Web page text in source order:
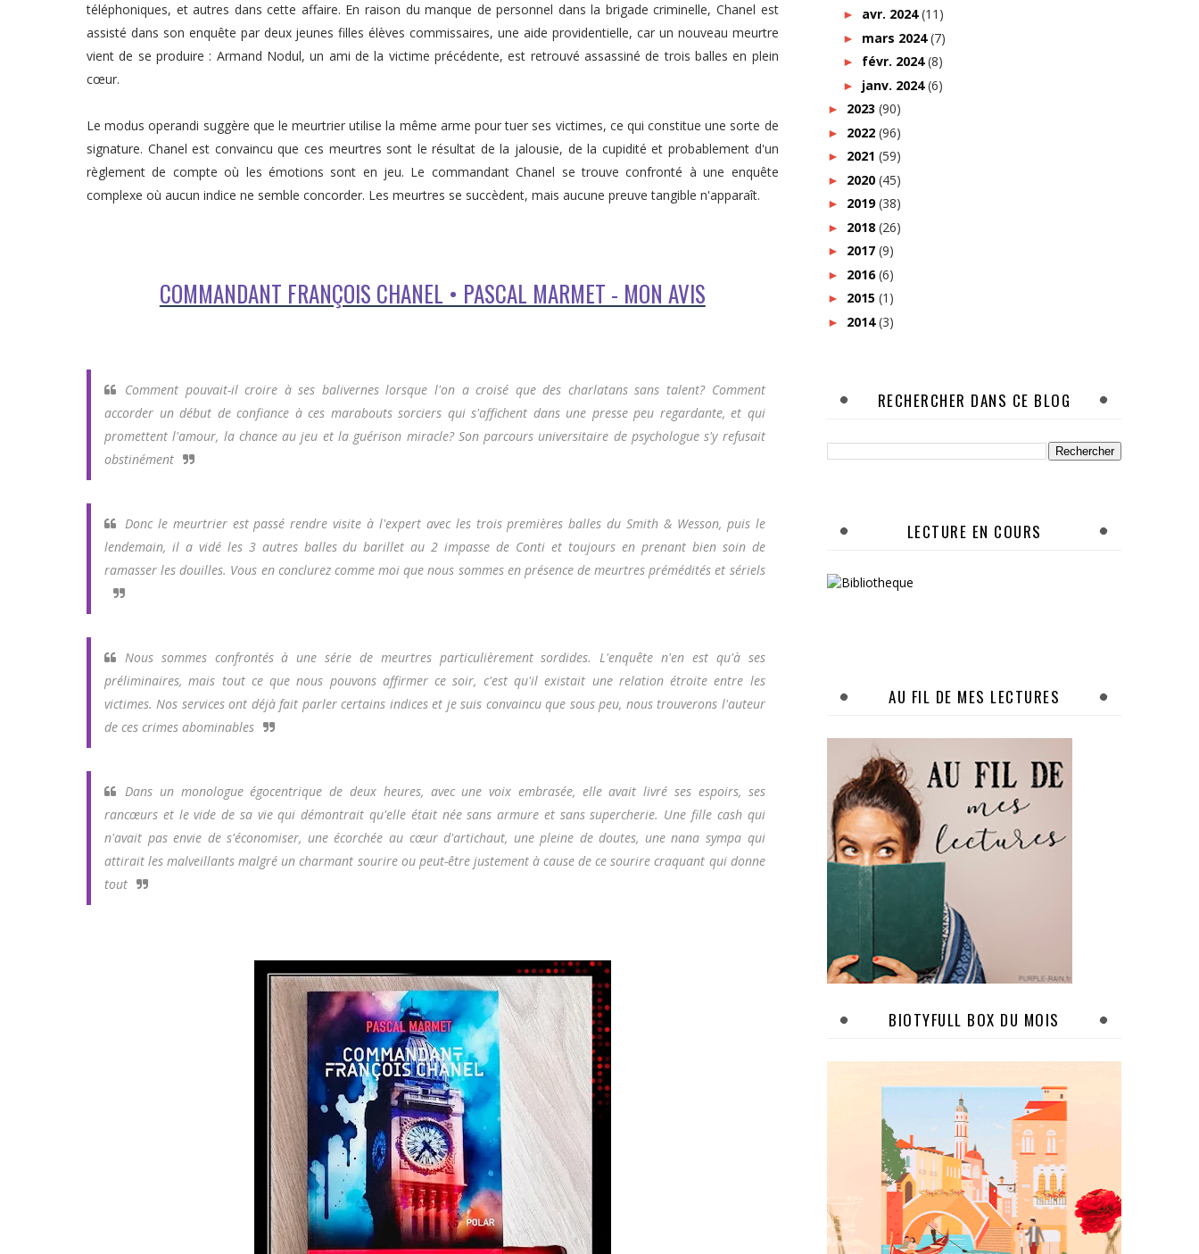
téléphoniques, et autres dans cette affaire. En raison du manque de personnel dans la brigade criminelle, Chanel est
assisté dans son enquête par deux jeunes filles élèves commissaires, une aide providentielle, car un nouveau meurtre
vient de se produire : Armand Nodul, un ami de la victime précédente, est retrouvé assassiné de trois balles en plein
cœur.
Le modus operandi suggère que le meurtrier utilise la même arme pour tuer ses victimes, ce qui constitue une sorte de
signature. Chanel est convaincu que ces meurtres sont le résultat de la jalousie, de la cupidité et probablement d'un
règlement de compte où les émotions sont en jeu. Le commandant Chanel se trouve confronté à une enquête
complexe où aucun indice ne semble concorder. Les meurtres se succèdent, mais aucune preuve tangible n'apparaît.
COMMANDANT FRANÇOIS CHANEL • PASCAL MARMET - MON AVIS
Comment pouvait-il croire à ses balivernes lorsque l'on a croisé que des charlatans sans talent? Comment
accorder un début de confiance à ces marabouts sorciers qui s'affichent dans une presse peu regardante, et qui
promettent l'amour, la chance au jeu et la guérison miracle? Son parcours universitaire de psychologue s'y refusait
obstinément
Donc le meurtrier est passé rendre visite à l'expert avec les trois premières balles du Smith & Wesson, puis le
lendemain, il a vidé les 3 autres balles du barillet au 2 impasse de Conti et toujours en prenant bien soin de
ramasser les douilles. Vous en conclurez comme moi que nous sommes en présence de meurtres prémédités et sériels
Nous sommes confrontés à une série de meurtres particulièrement sordides. L'enquête n'en est qu'à ses
préliminaires, mais tout ce que nous pouvons affirmer ce soir, c'est qu'il existait une relation étroite entre les
victimes. Nos services ont déjà fait parler certains indices et je suis convaincu que sous peu, nous trouverons l'auteur
de ces crimes abominables
Dans un monologue égocentrique de deux heures, avec une voix embrasée, elle avait livré ses espoirs, ses
rancœurs et le vide de sa vie qui démontrait qu'elle était née sans armure et sans supercherie. Une fille cash qui
n'avait pas envie de s'économiser, une écorchée au cœur d'artichaut, une pleine de doutes, une nana sympa qui
attirait les malveillants malgré un charmant sourire ou peut-être justement à cause de ce sourire craquant qui donne
tout
► avr. 2024(11)
► mars 2024(7)
► févr. 2024(8)
► janv. 2024(6)
► 2023 (90)
► 2022 (96)
► 2021 (59)
► 2020 (45)
► 2019(38)
► 2018 (26)
► 2017 (9)
► 2016(6)
► 2015 (1)
► 2014(3)
RECHERCHER DANS CE BLOG
LECTURE EN COURS
AU FIL DE MES LECTURES
BIOTYFULL BOX DU MOIS